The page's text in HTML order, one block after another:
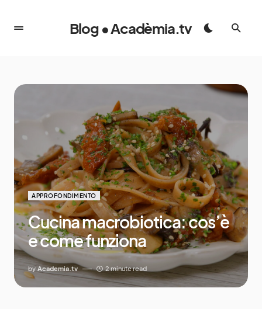
Blog • Acadèmia.tv
APPROFONDIMENTO
Cucina macrobiotica: cos’è
e come funziona
by Academia.tv 2 minute read